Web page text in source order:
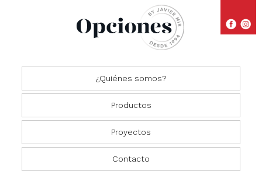
¿Quiénes somos?
Productos
Closets
Comedores
Proyectos
Residencial
Contacto